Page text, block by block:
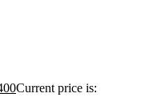
Current price is: